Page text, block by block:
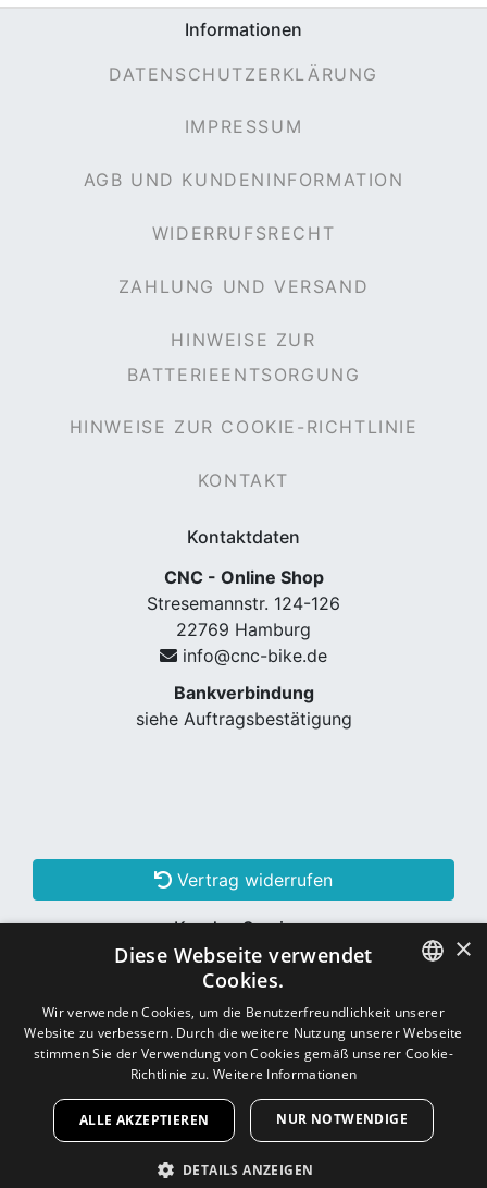
Informationen
DATENSCHUTZERKLÄRUNG
IMPRESSUM
AGB UND KUNDENINFORMATION
WIDERRUFSRECHT
ZAHLUNG UND VERSAND
HINWEISE ZUR
BATTERIEENTSORGUNG
HINWEISE ZUR COOKIE-RICHTLINIE
KONTAKT
Kontaktdaten
CNC - Online Shop
Stresemannstr. 124-126
22769 Hamburg
info@cnc-bike.de
Bankverbindung
siehe Auftragsbestätigung
Vertrag widerrufen
Kunden Services
Konto erstellen
Schon Kunde? Einloggen
Copyright © 2026 CNC - Online Shop
GERMAN
×
Diese Webseite verwendet
Cookies.
Wir verwenden Cookies, um die Benutzerfreundlichkeit unserer
Website zu verbessern. Durch die weitere Nutzung unserer Webseite
stimmen Sie der Verwendung von Cookies gemäß unserer Cookie-
Richtlinie zu. Weitere Informationen
ALLE AKZEPTIEREN NUR NOTWENDIGE
DETAILS ANZEIGEN